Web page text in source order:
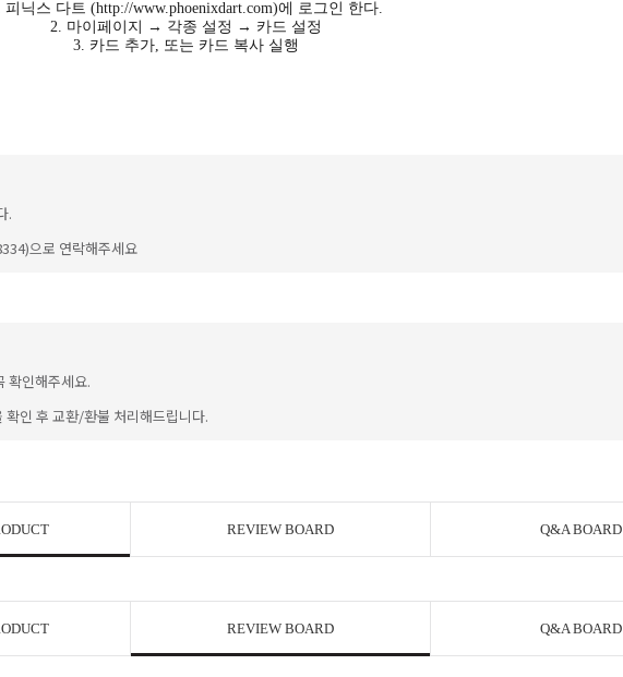
피닉스 다트 (http://www.phoenixdart.com)에 로그인 한다.
2. 마이페이지 → 각종 설정 → 카드 설정
3. 카드 추가, 또는 카드 복사 실행
.
으로 연락해주세요
확인해주세요.
인 후 교환/환불 처리해드립니다.
REVIEW BOARD Q&A BOARD
REVIEW BOARD Q&A BOARD